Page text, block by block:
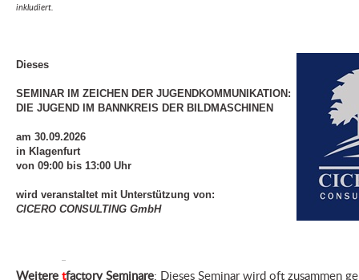
inkludiert.
Dieses
SEMINAR IM ZEICHEN DER JUGENDKOMMUNIKATION:
DIE JUGEND IM BANNKREIS DER BILDMASCHINEN
am 30.09.2026
in Klagenfurt
von 09:00 bis 13:00 Uhr
wird veranstaltet mit Unterstützung von:
CICERO CONSULTING GmbH
Weitere tfactory Seminare: Dieses Seminar wird oft zusammen